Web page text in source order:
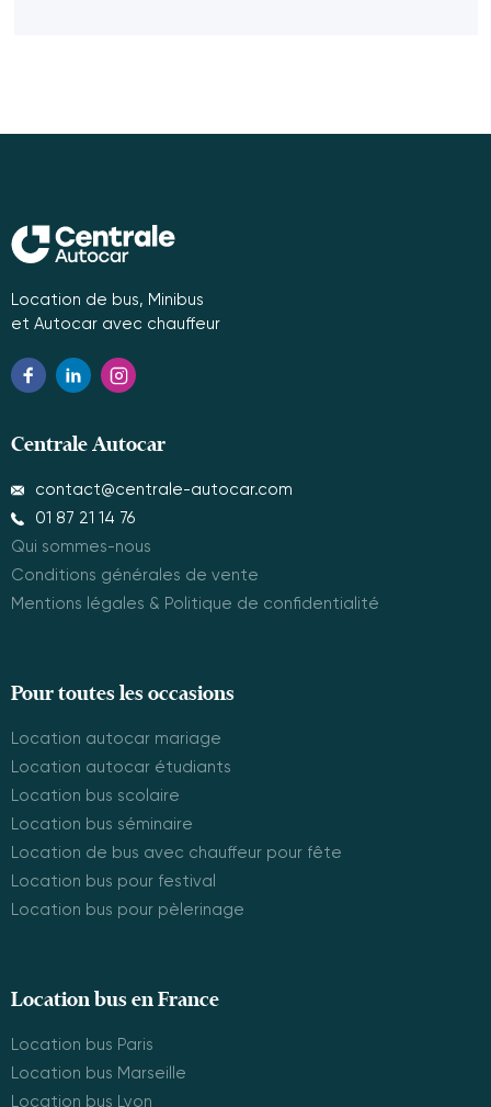
Location de bus, Minibus
et Autocar avec chauffeur
Centrale Autocar
contact@centrale-autocar.com
01 87 21 14 76
Qui sommes-nous
Conditions générales de vente
Mentions légales & Politique de confidentialité
Pour toutes les occasions
Location autocar mariage
Location autocar étudiants
Location bus scolaire
Location bus séminaire
Location de bus avec chauffeur pour fête
Location bus pour festival
Location bus pour pèlerinage
Location bus en France
Location bus Paris
Location bus Marseille
Location bus Lyon